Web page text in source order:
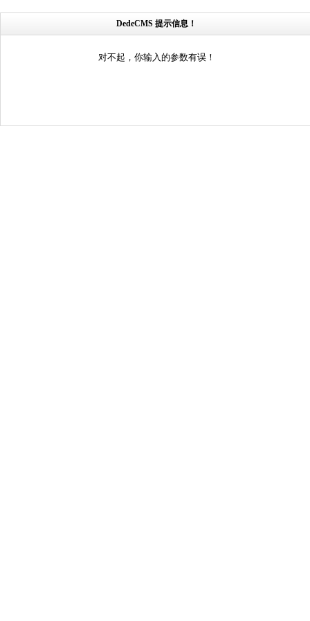
DedeCMS 提示信息！
对不起，你输入的参数有误！